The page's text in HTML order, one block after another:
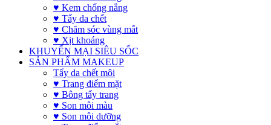
♥ Kem chống nắng
♥ Tẩy da chết
♥ Chăm sóc vùng mắt
♥ Xịt khoáng
KHUYẾN MẠI SIÊU SỐC
SẢN PHẨM MAKEUP
Tẩy da chết môi
♥ Trang điểm mặt
♥ Bông tẩy trang
♥ Son môi màu
♥ Son môi dưỡng